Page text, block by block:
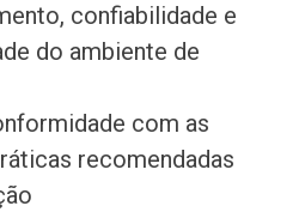
confiabilidade e
do ambiente de
com as
recomendadas